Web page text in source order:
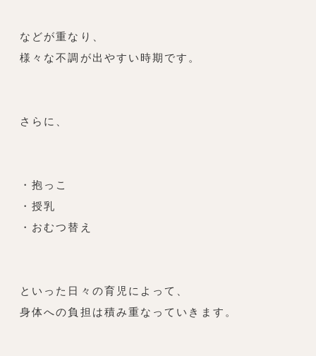
などが重なり、
様々な不調が出やすい時期です。
さらに、
・抱っこ
・授乳
・おむつ替え
といった日々の育児によって、
身体への負担は積み重なっていきます。